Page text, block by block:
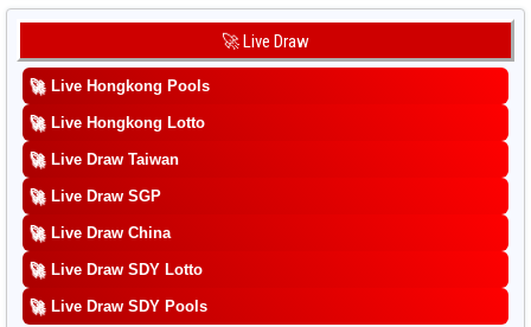
🚀 Live Draw
🚀 Live Hongkong Pools
🚀 Live Hongkong Lotto
🚀 Live Draw Taiwan
🚀 Live Draw SGP
🚀 Live Draw China
🚀 Live Draw SDY Lotto
🚀 Live Draw SDY Pools